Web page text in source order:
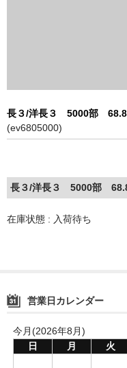
長３/洋長３ 5000部
(ev6805000)
長３/洋長３ 5000部
在庫状態 : 入荷待ち
営業日カレンダー
今月(2026年8月)
日
月 火